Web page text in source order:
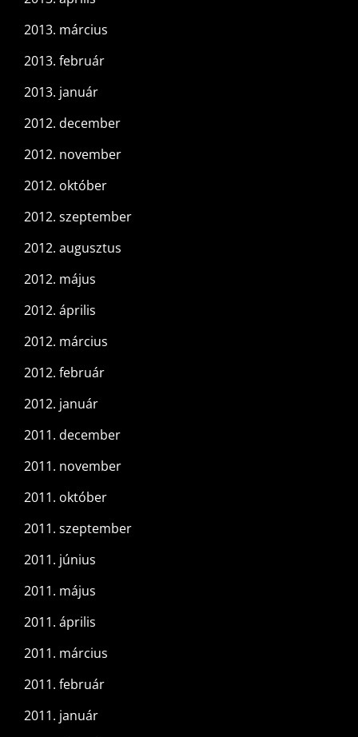
2013. március
2013. február
2013. január
2012. december
2012. november
2012. október
2012. szeptember
2012. augusztus
2012. május
2012. április
2012. március
2012. február
2012. január
2011. december
2011. november
2011. október
2011. szeptember
2011. június
2011. május
2011. április
2011. március
2011. február
2011. január